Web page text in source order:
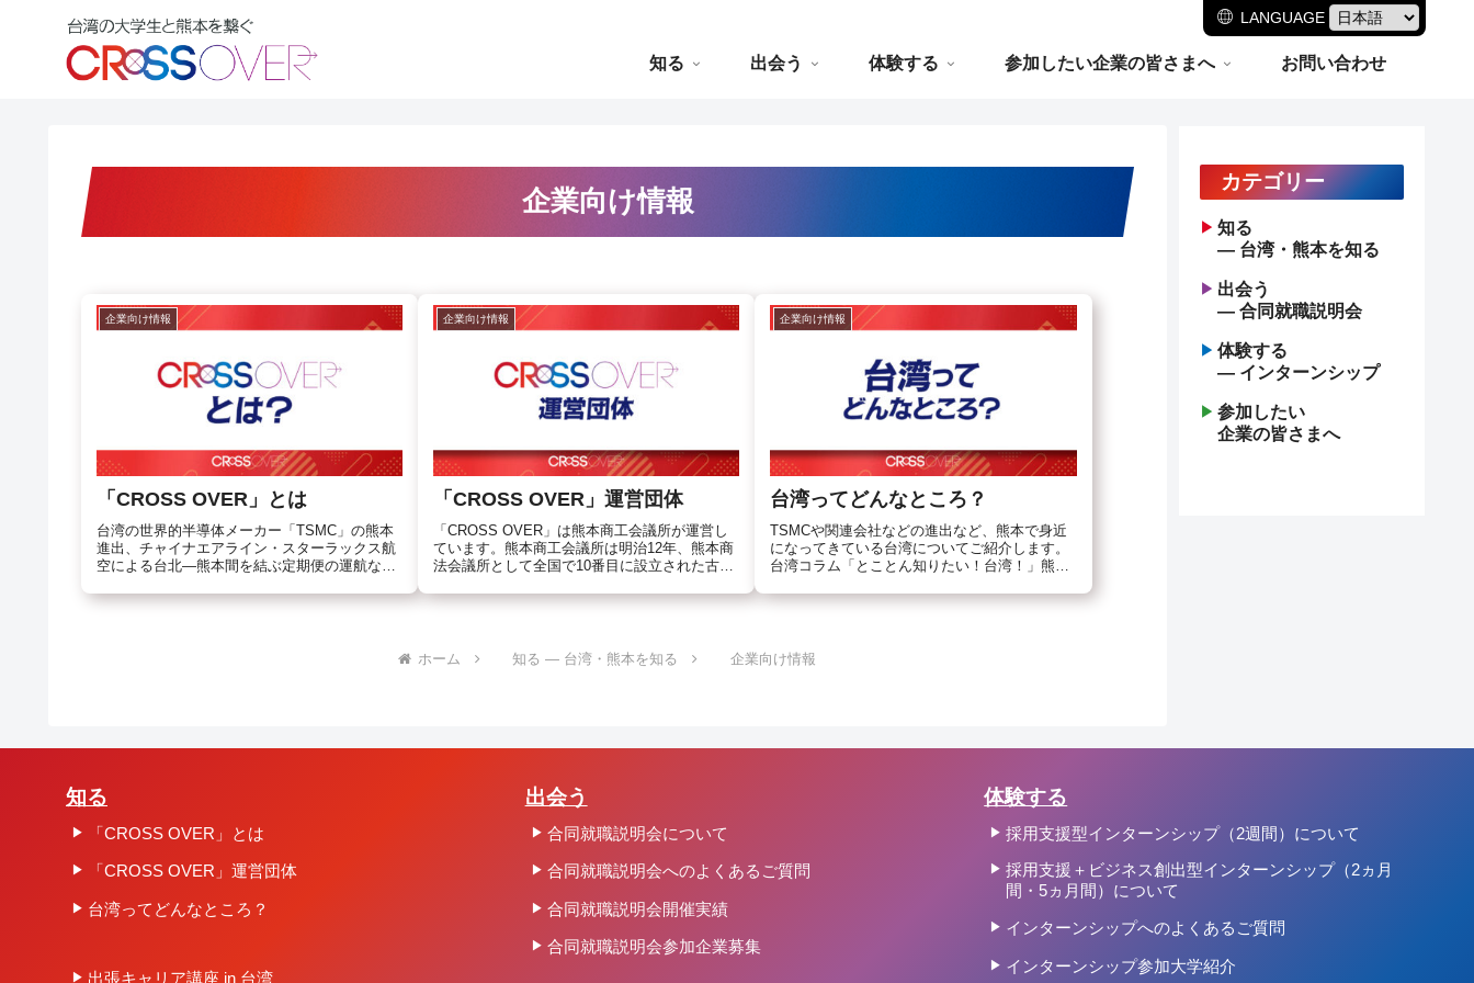
LANGUAGE
知る 出会う 体験する 参加したい企業の皆さまへ お問い合わせ
企業向け情報
企業向け情報
「CROSS OVER」とは
台湾の世界的半導体メーカー「TSMC」の熊本
進出、チャイナエアライン・スターラックス航
空による台北―熊本間を結ぶ定期便の運航な
CROSS OVERでは、【知る・出会う・体験す
企業向け情報
「CROSS OVER」運営団体
「CROSS OVER」は熊本商工会議所が運営し
ています。熊本商工会議所は明治12年、熊本商
法会議所として全国で10番目に設立された古い
展する手助けとなるため、地域の抱えるさまざ
企業向け情報
台湾ってどんなところ？
TSMCや関連会社などの進出など、熊本で身近
になってきている台湾についてご紹介します。
台湾コラム「とことん知りたい！台湾！」熊本
より、熊本商工会議所の会報誌「商工ひのく
ホーム 知る ― 台湾・熊本を知る 企業向け情報
カテゴリー
知る
― 台湾・熊本を知る
出会う
― 合同就職説明会
体験する
― インターンシップ
参加したい
企業の皆さまへ
知る
「CROSS OVER」とは
「CROSS OVER」運営団体
台湾ってどんなところ？
出張キャリア講座 in 台湾
出会う
合同就職説明会について
合同就職説明会へのよくあるご質問
合同就職説明会開催実績
合同就職説明会参加企業募集
体験する
採用支援型インターンシップ（2週間）について
採用支援＋ビジネス創出型インターンシップ（2ヵ月
間・5ヵ月間）について
インターンシップへのよくあるご質問
インターンシップ参加大学紹介